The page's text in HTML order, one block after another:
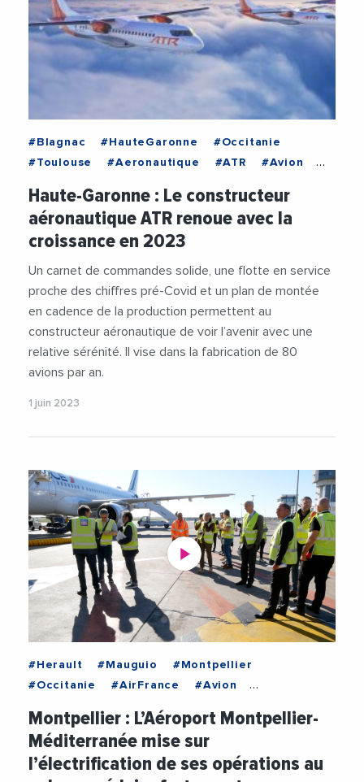
#Blagnac #HauteGaronne
#Occitanie
#Toulouse
#Aeronautique #ATR
#Avion
Haute-Garonne : Le constructeur
aéronautique ATR renoue avec la
croissance en 2023
Un carnet de commandes solide, une flotte en service
proche des chiffres pré-Covid et un plan de montée
en cadence de la production permettent au
constructeur aéronautique de voir l’avenir avec une
relative sérénité. Il vise dans la fabrication de 80
avions par an.
1 juin 2023
#Herault #Mauguio
#Montpellier
#Occitanie
#AirFrance
#Avion
#Carbone
#Climat
#Decarbonation
#Electricite
#EmmanuelBrehmer
#Environnement
#Europe
#Financement
Montpellier : L’Aéroport Montpellier-
Méditerranée mise sur
l’électrification de ses opérations au